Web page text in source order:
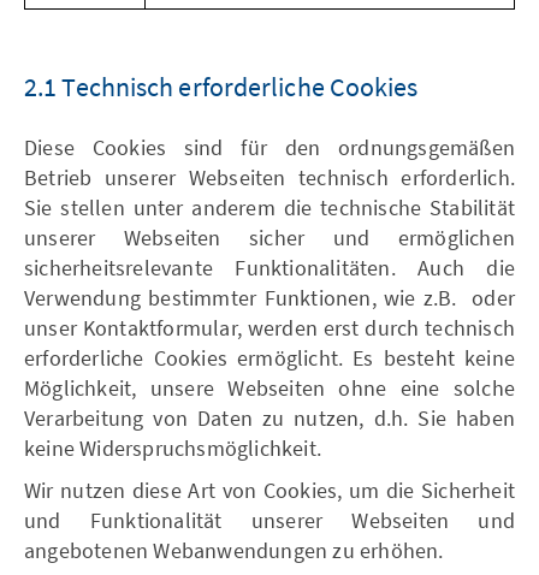
2.1 Technisch erforderliche Cookies
Diese Cookies sind für den ordnungsgemäßen
Betrieb unserer Webseiten technisch erforderlich.
Sie stellen unter anderem die technische Stabilität
unserer Webseiten sicher und ermöglichen
sicherheitsrelevante Funktionalitäten. Auch die
Verwendung bestimmter Funktionen, wie z.B. oder
unser Kontaktformular, werden erst durch technisch
erforderliche Cookies ermöglicht. Es besteht keine
Möglichkeit, unsere Webseiten ohne eine solche
Verarbeitung von Daten zu nutzen, d.h. Sie haben
keine Widerspruchsmöglichkeit.
Wir nutzen diese Art von Cookies, um die Sicherheit
und Funktionalität unserer Webseiten und
angebotenen Webanwendungen zu erhöhen.